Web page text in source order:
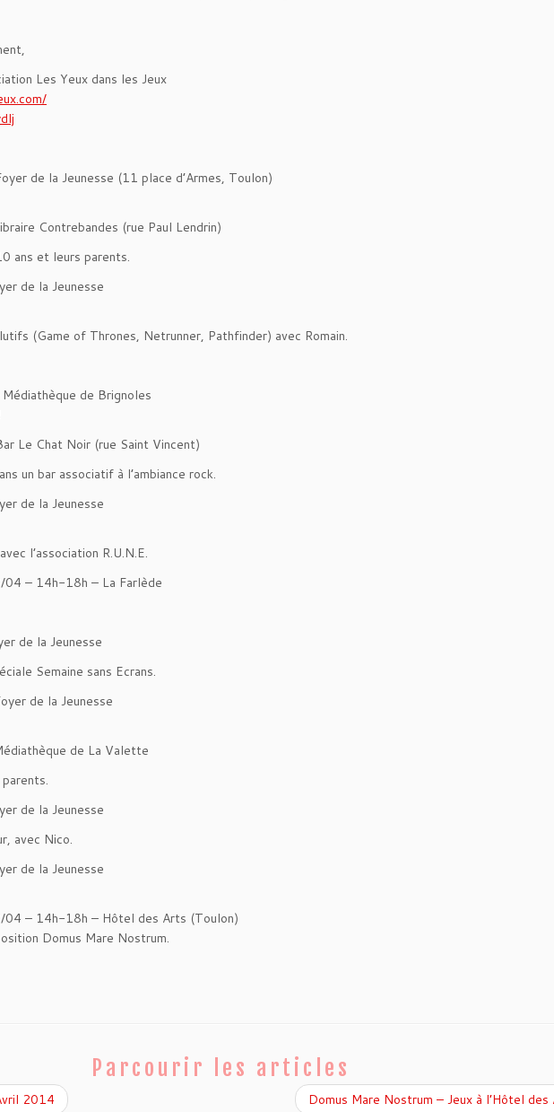
Les Yeux dans les Jeux
de la Jeunesse (11 place d’Armes, Toulon)
Contrebandes (rue Paul Lendrin)
ans et leurs parents.
de la Jeunesse
(Game of Thrones, Netrunner, Pathfinder) avec Romain.
de Brignoles
Le Chat Noir (rue Saint Vincent)
un bar associatif à l’ambiance rock.
de la Jeunesse
l’association R.U.N.E.
04 – 14h-18h – La Farlède
de la Jeunesse
Semaine sans Ecrans.
de la Jeunesse
de La Valette
de la Jeunesse
avec Nico.
de la Jeunesse
04 – 14h-18h – Hôtel des Arts (Toulon)
Domus Mare Nostrum.
Parcourir les articles
2014 Domus Mare Nostrum – Jeux à l’Hôtel des